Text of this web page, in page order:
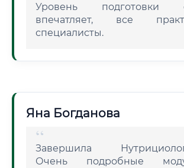
Уровень подготовки
впечатляет, все
специалисты.
Яна Богданова
Завершила Нутрициолог-
Очень подробные